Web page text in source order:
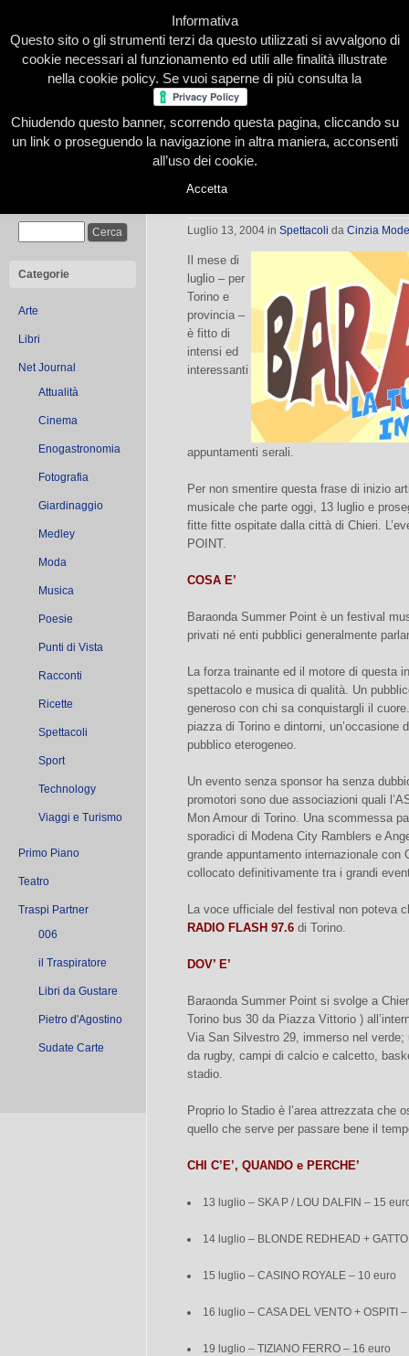
Home Presentazione Redazione Le nostre firme
Categorie
Arte
Libri
Net Journal
Attualità
Cinema
Enogastronomia
Fotografia
Giardinaggio
Medley
Moda
Musica
Poesie
Punti di Vista
Racconti
Ricette
Spettacoli
Sport
Technology
Viaggi e Turismo
Primo Piano
Teatro
Traspi Partner
006
il Traspiratore
Libri da Gustare
Pietro d'Agostino
Sudate Carte
Baraonda Summer Point
Luglio 13, 2004 in Spettacoli da Cinzia
Il mese di
luglio – per
Torino e
provincia –
è fitto di
intensi ed
interessanti
appuntamenti serali.
Per non smentire questa frase di inizio
musicale che parte oggi, 13 luglio e
fitte fitte ospitate dalla città di Chieri.
POINT.
COSA E’
Baraonda Summer Point è un festival
privati né enti pubblici generalmente
La forza trainante ed il motore di questa
spettacolo e musica di qualità. Un
generoso con chi sa conquistargli il
piazza di Torino e dintorni,
pubblico eterogeneo.
Un evento senza sponsor ha senza
promotori sono due associazioni quali
Mon Amour di Torino. Una scommessa
sporadici di Modena City Ramblers e
grande appuntamento internazionale con
collocato definitivamente tra i grandi
La voce ufficiale del festival non poteva
RADIO FLASH 97.6 di Torino.
DOV’ E’
Baraonda Summer Point si svolge a
Torino bus 30 da Piazza Vittorio )
Via San Silvestro 29, immerso nel verde;
da rugby, campi di calcio e calcetto,
stadio.
Proprio lo Stadio è l’area attrezzata che
quello che serve per passare bene il
CHI C’E’, QUANDO e PERCHE’
13 luglio – SKA P / LOU DALFIN – 15
14 luglio – BLONDE REDHEAD +
15 luglio – CASINO ROYALE – 10 euro
16 luglio – CASA DEL VENTO + OSPITI
19 luglio – TIZIANO FERRO – 16 euro
Informativa
Questo sito o gli strumenti terzi da questo utilizzati si avvalgono di
cookie necessari al funzionamento ed utili alle finalità illustrate
nella cookie policy. Se vuoi saperne di più consulta la
Chiudendo questo banner, scorrendo questa pagina, cliccando su
un link o proseguendo la navigazione in altra maniera, acconsenti
all’uso dei cookie.
Accetta